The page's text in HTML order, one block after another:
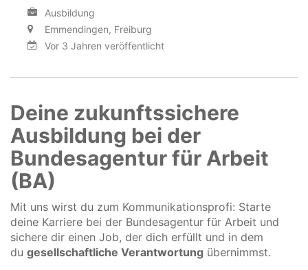
Ausbildung
Emmendingen, Freiburg
Vor 3 Jahren veröffentlicht
Deine zukunftssichere
Ausbildung bei der
Bundesagentur für Arbeit
(BA)
Mit uns wirst du zum Kommunikationsprofi: Starte
deine Karriere bei der Bundesagentur für Arbeit und
sichere dir einen Job, der dich erfüllt und in dem
du gesellschaftliche Verantwortung übernimmst.